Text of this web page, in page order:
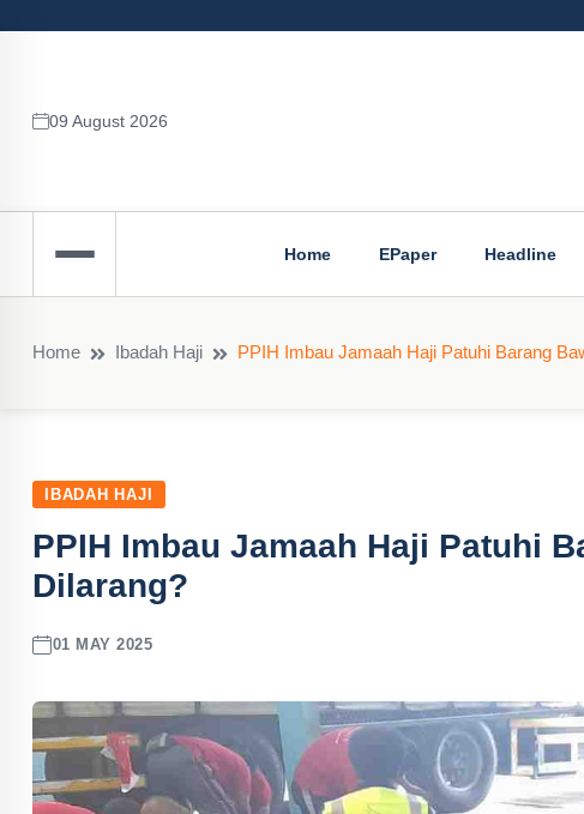
09 August 2026
Home EPaper Headline
Home Ibadah Haji PPIH Imbau Jamaah Haji Patuhi Barang
IBADAH HAJI
PPIH Imbau Jamaah Haji Patuhi
Dilarang?
01 MAY 2025